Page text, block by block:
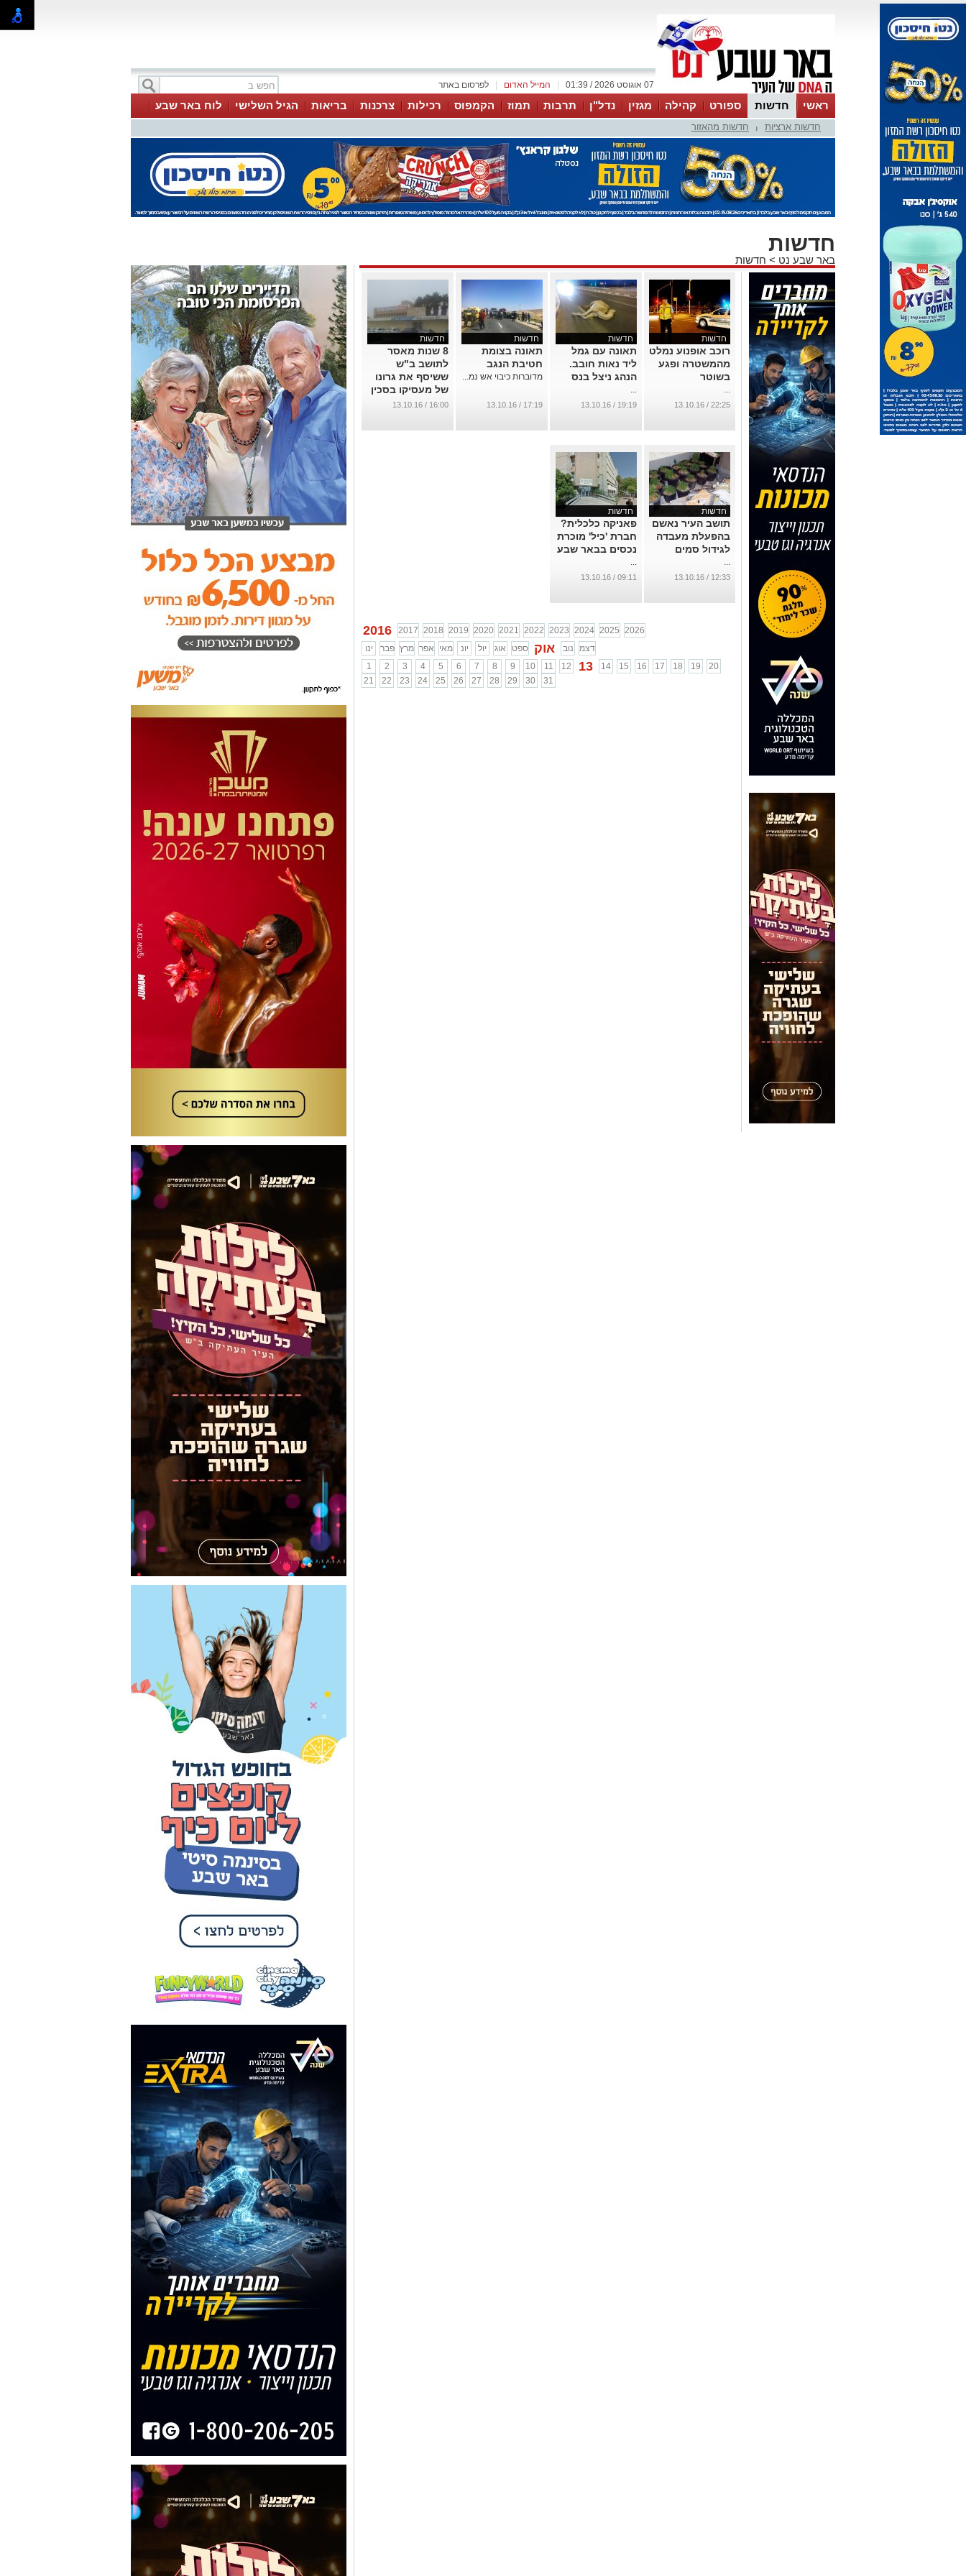
לפרסום באתר המייל האדום 07 אוגוסט 2026 / 01:39
ראשי חדשות ספורט קהילה מגזין נדל"ן תרבות תמוז הקמפוס רכילות צרכנות בריאות הגיל השלישי
לוח באר שבע
עסקים
טיפים והמלצותחדשות ארציות חדשות מהאזור
חדשות
באר שבע נט > חדשות
חדשות
רוכב אופנוע נמלט
מהמשטרה ופגע
בשוטר
...
22:25 / 13.10.16
חדשות
תאונה עם גמל
ליד נאות חובב.
הנהג ניצל בנס
...
19:19 / 13.10.16
חדשות
תאונה בצומת
חטיבת הנגב
מדוברות כיבוי אש נמ...
17:19 / 13.10.16
חדשות
8 שנות מאסר
לתושב ב"ש
ששיסף את גרונו
של מעסיקו בסכין
יפני
16:00 / 13.10.16
חדשות
תושב העיר נאשם
בהפעלת מעבדה
לגידול סמים
...
12:33 / 13.10.16
חדשות
פאניקה כלכלית?
חברת 'כיל' מוכרת
נכסים בבאר שבע
...
09:11 / 13.10.16
2016 2017 2018 2019 2020 2021 2022 2023 2024 2025 2026
ינו
פבר מרץ אפר מאי יונ יול אוג ספט אוק נוב
דצמ
1
2 3 4 5 6 7 8 9 10 11 12 13 14 15 16 17 18 19
20
21
22 23 24 25 26 27 28 29 30 31